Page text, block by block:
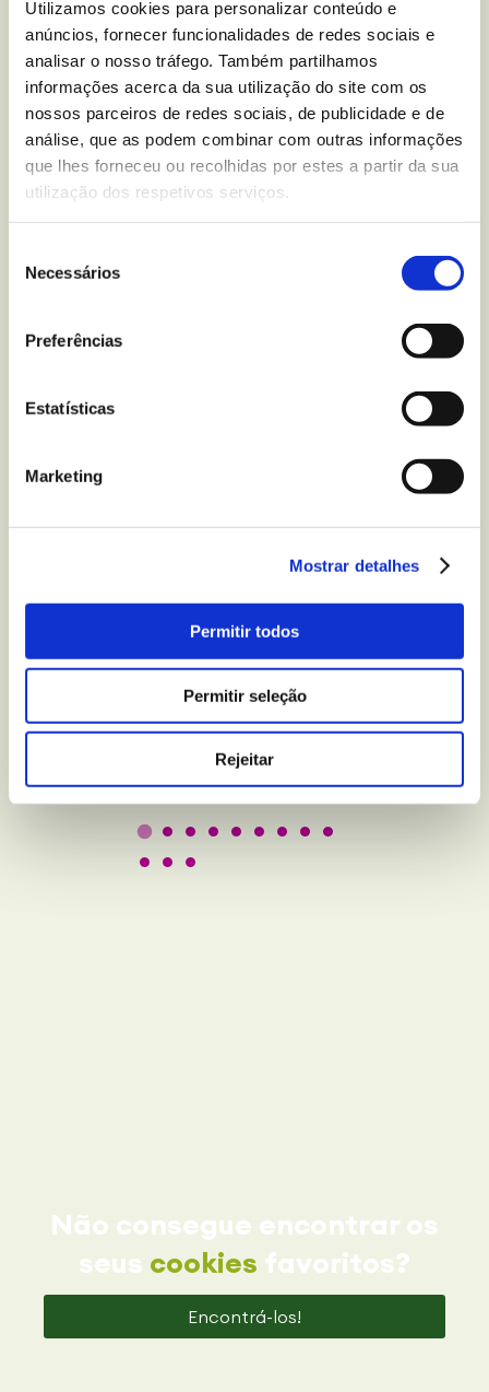
Utilizamos cookies para personalizar conteúdo e
anúncios, fornecer funcionalidades de redes sociais e
analisar o nosso tráfego. Também partilhamos
informações acerca da sua utilização do site com os
nossos parceiros de redes sociais, de publicidade e de
análise, que as podem combinar com outras informações
que lhes forneceu ou recolhidas por estes a partir da sua
utilização dos respetivos serviços.
Necessários
Preferências
Estatísticas
Marketing
Mostrar detalhes
Permitir todos
Permitir seleção
Rejeitar
Moment Choco Ring
Chocolate Branco?
Escreva-nos para
5 truques para melhorar
a qualidade do seu sono
Não consegue encontrar os
seus cookies favoritos?
Encontrá-los!